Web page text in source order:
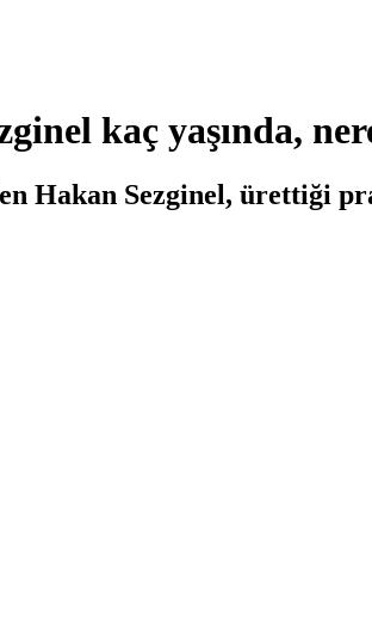
kaç yaşında,
Hakan Sezginel, ürettiği